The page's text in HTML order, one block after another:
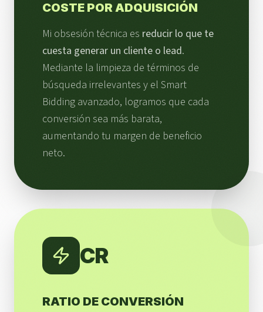
COSTE POR ADQUISICIÓN
Mi obsesión técnica es reducir lo que te
cuesta generar un cliente o lead.
Mediante la limpieza de términos de
búsqueda irrelevantes y el Smart
Bidding avanzado, logramos que cada
conversión sea más barata,
aumentando tu margen de beneficio
neto.
CR
RATIO DE CONVERSIÓN